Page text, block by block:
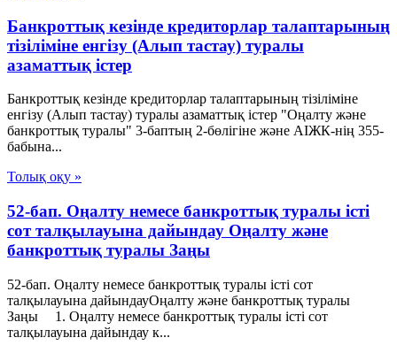
Банкроттық кезінде кредиторлар талаптарының
тізіліміне енгізу (Алып тастау) туралы
азаматтық істер
Банкроттық кезінде кредиторлар талаптарының тізіліміне
енгізу (Алып тастау) туралы азаматтық істер "Оңалту және
банкроттық туралы" 3-баптың 2-бөлігіне және АІЖК-нің 355-
бабына...
Толық оқу »
52-бап. Оңалту немесе банкроттық туралы істi
сот талқылауына дайындау Оңалту және
банкроттық туралы Заңы
52-бап. Оңалту немесе банкроттық туралы істi сот
талқылауына дайындауОңалту және банкроттық туралы
Заңы 1. Оңалту немесе банкроттық туралы iсті сот
талқылауына дайындау к...